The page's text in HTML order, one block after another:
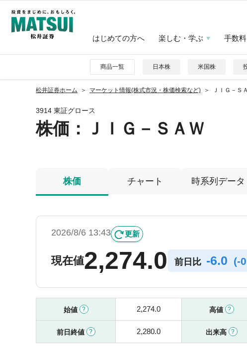
はじめての方へ 楽しむ・学ぶ 手数料
商品一覧 日本株 米国株
松井証券ホーム マーケット情報(株式市況・株価検索など) ＪＩＧ－Ｓ
3914 東証グロース
株価 ：ＪＩＧ－ＳＡＷ
株価 チャート 時系列データ
2026/8/6 13:43 更新
現在値2,274.0 前日比 -6.0 (-
始値 2,274.0 高値
前日終値 2,280.0 出来高